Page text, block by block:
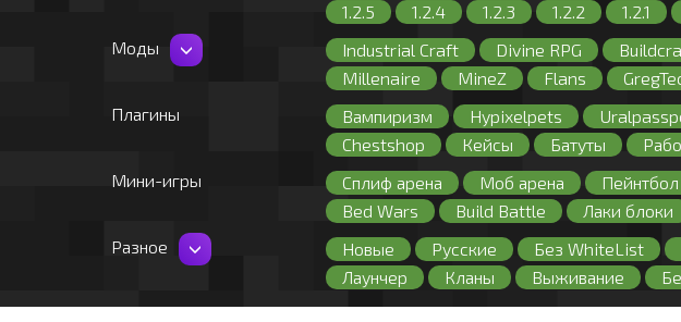
1.2.5
1.2.4 1.2.3 1.2.2 1.2.1
Моды
Industrial Craft Divine RPG
Millenaire
MineZ Flans
Solar Apocalypse
Машины
Плагины Вампиризм Hypixelpets
Chestshop
Кейсы Батуты
Мини-игры
Сплиф арена Моб арена Пейнтбол
Bed Wars
Build Battle Лаки блоки
Разное
Новые Русские Без WhiteList
Лаунчер
Кланы Выживание
127 лвл
Fly Бесплатная админка